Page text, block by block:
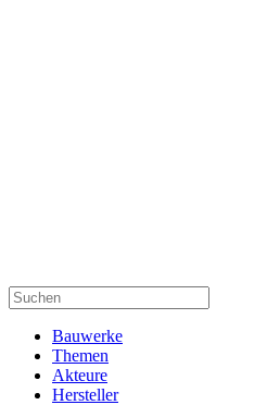
Bauwerke
Themen
Akteure
Hersteller